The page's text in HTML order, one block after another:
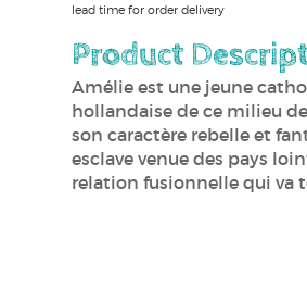
lead time for order delivery
Product
Amélie est une jeune
hollandaise de ce milieu
son caractère rebelle et
esclave venue des pays
relation fusionnelle qui va